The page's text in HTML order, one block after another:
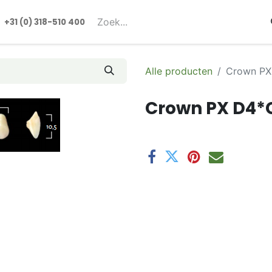
+31 (0) 318-510 400​​
Alle producten Crown
Crown PX